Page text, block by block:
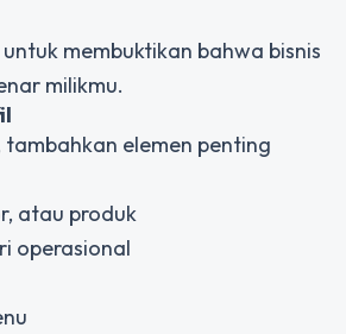
membuktikan bahwa bisnis
milikmu.
elemen penting
atau produk
operasional